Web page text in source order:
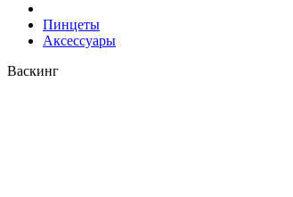
Пинцеты
Аксессуары
Васкинг